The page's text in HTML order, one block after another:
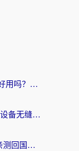
海外党必看：Quickback和引力好用吗？3分钟搞懂回国加速器怎么选
海外党必看：电视VPN回国+多设备无缝访问国内资源的实用指南
云极和GOGO哪个好？海外党亲测回国加速器选择指南（附iOS免费&Windows VPN实用技巧）